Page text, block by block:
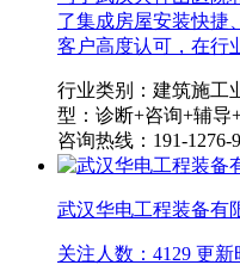
了集成房屋安装快捷
客户高度认可，在行
行业类别：建筑施工
型：诊断+咨询+辅导
咨询热线：191-1276-
武汉华电工程装备有
关注人数：4129 更新